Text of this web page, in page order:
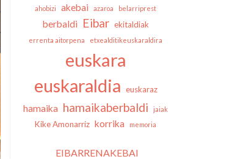
ahobizi akebai azaroa belarriprest
berbaldi Eibar ekitaldiak
errenta aitorpena etxealditikeuskaraldira
euskara
euskaraldia euskaraz
hamaika hamaikaberbaldi jaiak
Kike Amonarriz korrika memoria
EIBARRENAKEBAI